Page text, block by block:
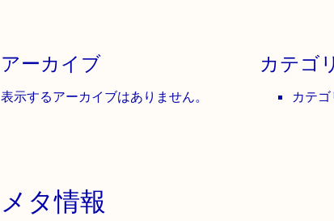
アーカイブ
表示するアーカイブはありません。
カテゴ
カテ
メタ情報